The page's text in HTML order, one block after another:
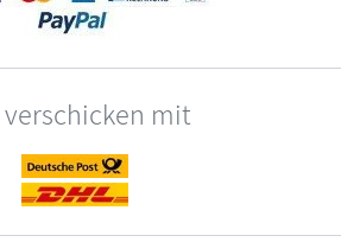
mit